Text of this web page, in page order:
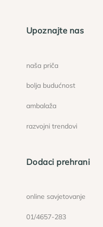
Upoznajte nas
naša priča
bolja budućnost
ambalaža
razvojni trendovi
Dodaci prehrani
online savjetovanje
01/4657-283